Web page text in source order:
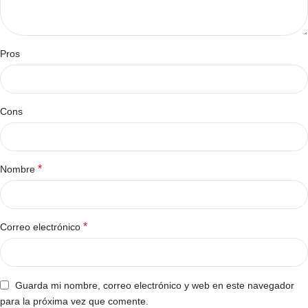
Pros
Cons
Nombre *
Correo electrónico *
Guarda mi nombre, correo electrónico y web en este navegador
para la próxima vez que comente.